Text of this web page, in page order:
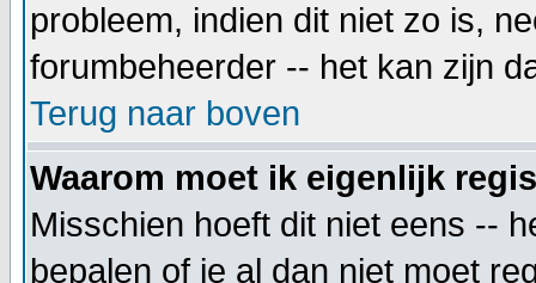
probleem, indien dit niet zo is,
forumbeheerder -- het kan zijn
Terug naar boven
Waarom moet ik eigenlijk
Misschien hoeft dit niet eens --
bepalen of je al dan niet moet